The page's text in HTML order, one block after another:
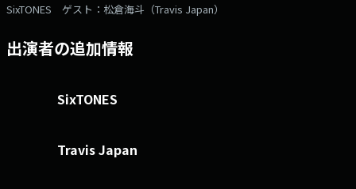
SixTONES ゲスト：松倉海斗（Travis Japan）
出演者の追加情報
SixTONES
Travis Japan